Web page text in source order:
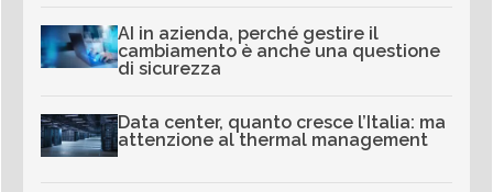
AI in azienda, perché gestire il
cambiamento è anche una questione
di sicurezza
Data center, quanto cresce l’Italia: ma
attenzione al thermal management